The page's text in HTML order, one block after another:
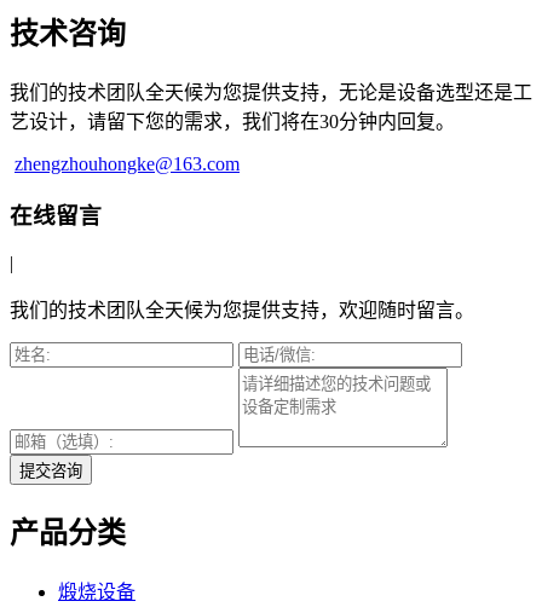
技术咨询
我们的技术团队全天候为您提供支持，无论是设备选型还是工
艺设计，请留下您的需求，我们将在30分钟内回复。
zhengzhouhongke@163.com
在线留言
|
我们的技术团队全天候为您提供支持，欢迎随时留言。
提交咨询
产品分类
煅烧设备